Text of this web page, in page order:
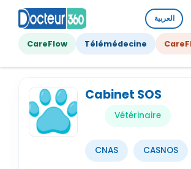
العربية
CareFlow Télémédecine
Cabinet SOS
Vétérinaire
CNAS CASNOS